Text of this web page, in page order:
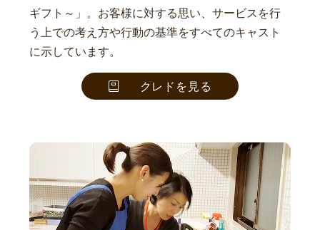
ギフト～」。お客様に対する思い、サービスを行
う上での考え方や行動の基準をすべてのキャスト
に示しています。
クレドを見る